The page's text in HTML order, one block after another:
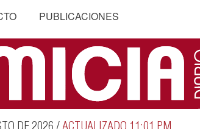
PUBLICACIONES
DE 2026 /ACTUALIZADO 11:01 PM